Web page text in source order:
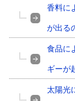
香料に
が出る
食品に
ギーが
太陽光